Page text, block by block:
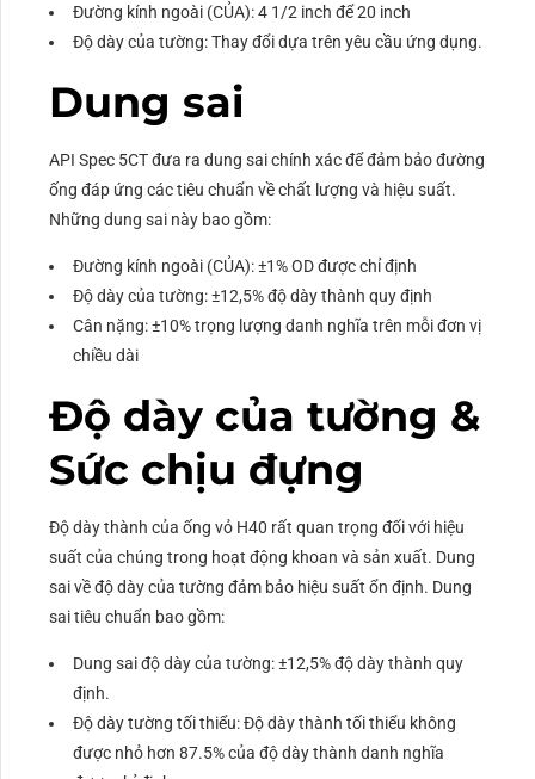
Đường kính ngoài (CỦA): 4 1/2 inch để 20 inch
Độ dày của tường: Thay đổi dựa trên yêu cầu ứng dụng.
Dung sai
API Spec 5CT đưa ra dung sai chính xác để đảm bảo đường
ống đáp ứng các tiêu chuẩn về chất lượng và hiệu suất.
Những dung sai này bao gồm:
Đường kính ngoài (CỦA): ±1% OD được chỉ định
Độ dày của tường: ±12,5% độ dày thành quy định
Cân nặng: ±10% trọng lượng danh nghĩa trên mỗi đơn vị
chiều dài
Độ dày của tường &
Sức chịu đựng
Độ dày thành của ống vỏ H40 rất quan trọng đối với hiệu
suất của chúng trong hoạt động khoan và sản xuất. Dung
sai về độ dày của tường đảm bảo hiệu suất ổn định. Dung
sai tiêu chuẩn bao gồm:
Dung sai độ dày của tường: ±12,5% độ dày thành quy
định.
Độ dày tường tối thiểu: Độ dày thành tối thiểu không
được nhỏ hơn 87.5% của độ dày thành danh nghĩa